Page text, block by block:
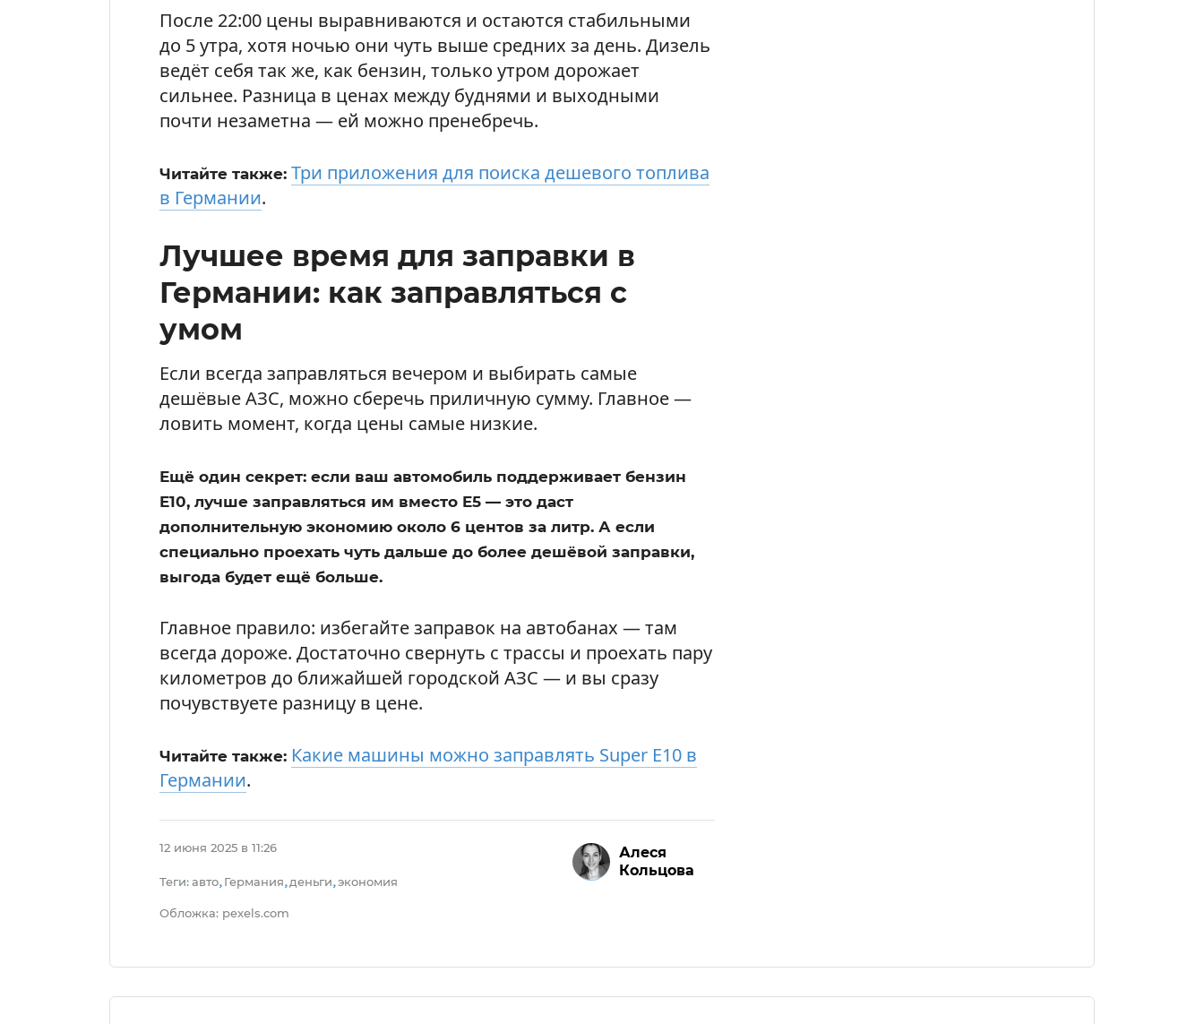
После 22:00 цены выравниваются и остаются стабильными
до 5 утра, хотя ночью они чуть выше средних за день. Дизель
ведёт себя так же, как бензин, только утром дорожает
сильнее. Разница в ценах между буднями и выходными
почти незаметна — ей можно пренебречь.
Читайте также: Три приложения для поиска дешевого топлива
в Германии.
Лучшее время для заправки в
Германии: как заправляться с
умом
Если всегда заправляться вечером и выбирать самые
дешёвые АЗС, можно сберечь приличную сумму. Главное —
ловить момент, когда цены самые низкие.
Ещё один секрет: если ваш автомобиль поддерживает бензин
E10, лучше заправляться им вместо E5 — это даст
дополнительную экономию около 6 центов за литр. А если
специально проехать чуть дальше до более дешёвой заправки,
выгода будет ещё больше.
Главное правило: избегайте заправок на автобанах — там
всегда дороже. Достаточно свернуть с трассы и проехать пару
километров до ближайшей городской АЗС — и вы сразу
почувствуете разницу в цене.
Читайте также: Какие машины можно заправлять Super E10 в
Германии.
12 июня 2025 в 11:26
Теги: авто, Германия, деньги,экономия
Обложка: pexels.com
Алеся
Кольцова